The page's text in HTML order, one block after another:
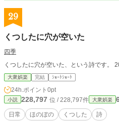
29
くつしたに穴が空いた
四季
くつし
大衆娯楽 完結 ｼｮｰﾄｼｮｰﾄ
24h.ポイント 0pt
小説 228,797 位 / 228,797件 大衆娯楽
日常 ほのぼの くつした 詩